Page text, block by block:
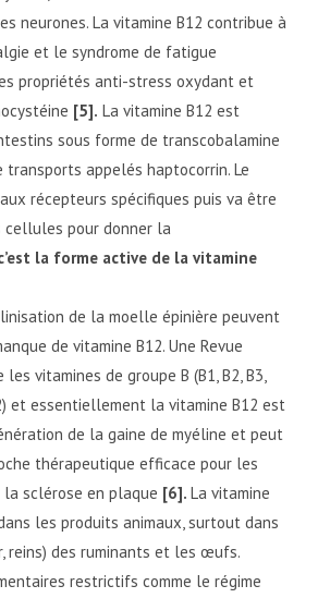
neurones. La vitamine B12 contribue à
et le syndrome de fatigue
propriétés anti-stress oxydant et
[5]. La vitamine B12 est
sous forme de transcobalamine
transports appelés haptocorrin. Le
récepteurs spécifiques puis va être
pour donner la
la forme active de la vitamine
de la moelle épinière peuvent
de vitamine B12. Une Revue
vitamines de groupe B (B1, B2, B3,
et essentiellement la vitamine B12 est
de la gaine de myéline et peut
thérapeutique efficace pour les
sclérose en plaque [6].La vitamine
les produits animaux, surtout dans
reins) des ruminants et les œufs.
restrictifs comme le régime